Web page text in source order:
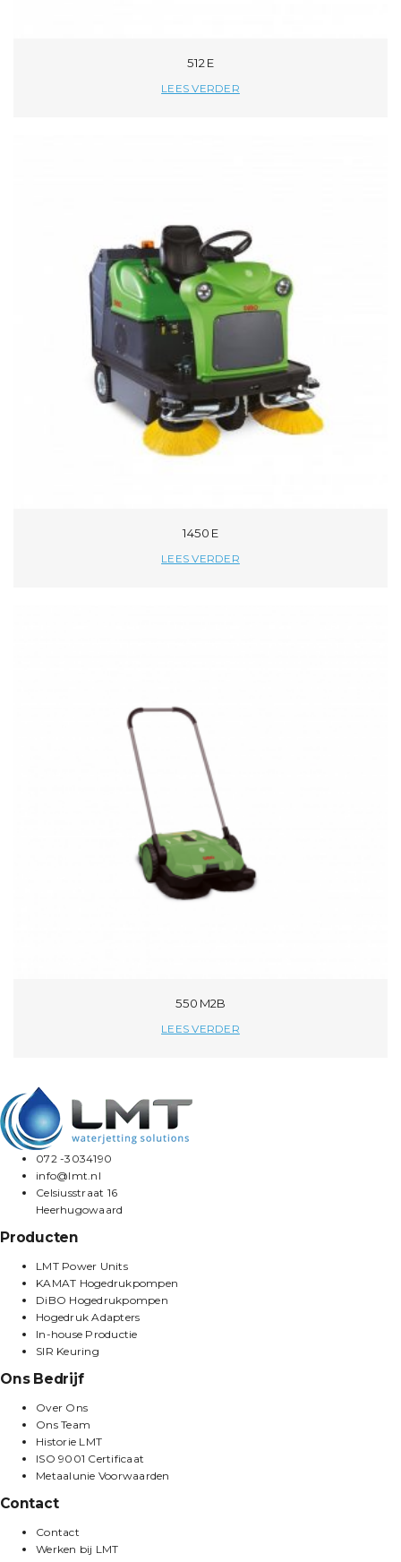
512 E
LEES VERDER
1450 E
LEES VERDER
550 M2B
LEES VERDER
072 -3034190
info@lmt.nl
Celsiusstraat 16
Heerhugowaard
Producten
LMT Power Units
KAMAT Hogedrukpompen
DiBO Hogedrukpompen
Hogedruk Adapters
In-house Productie
SIR Keuring
Ons Bedrijf
Over Ons
Ons Team
Historie LMT
ISO 9001 Certificaat
Metaalunie Voorwaarden
Contact
Contact
Werken bij LMT